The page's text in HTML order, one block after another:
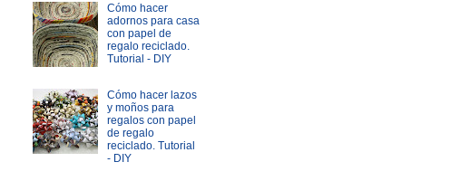
Cómo hacer
adornos para casa
con papel de
regalo reciclado.
Tutorial - DIY
Cómo hacer lazos
y moños para
regalos con papel
de regalo
reciclado. Tutorial
- DIY